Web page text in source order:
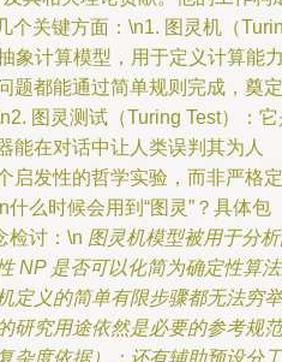
个关键方面：\n1. 图灵机（
象计算模型，用于定义计算能
题都能通过简单规则完成，奠定
图灵测试（Turing Test）：它
在对话中让人类误判其为人
启发性的哲学实验，而非严格定
么时候会用到“图灵”？具体包
检讨：\n 图灵机模型被用于分
NP 是否可以化简为确定性算
定义的简单有限步骤都无法穷举
研究用途依然是必要的参考规范
杂度依据）；还有辅助预设分工